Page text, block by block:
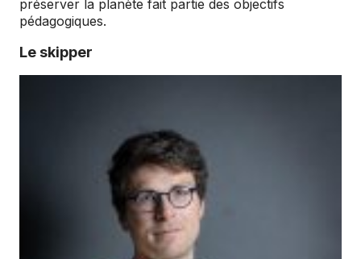
préserver la planète fait partie des objectifs
pédagogiques.
Le skipper